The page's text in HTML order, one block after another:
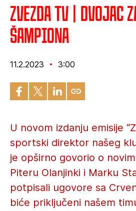
Zvezda TV | Dvojac
šampiona
11.2.2023 3:00
U novom izdanju emisije
sportski direktor našeg
je opširno govorio o
Piteru Olanjinki i Marku
potpisali ugovore sa
biće priključeni našem